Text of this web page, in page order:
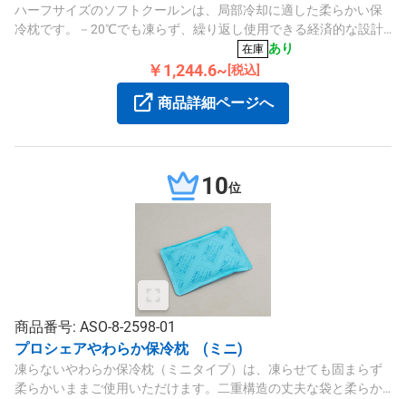
ハーフサイズのソフトクールンは、局部冷却に適した柔らかい保
冷枕です。－20℃でも凍らず、繰り返し使用できる経済的な設計
在庫 あり
￥1,244.6~ [税込]
商品詳細ページへ
10位
商品番号: ASO-8-2598-01
プロシェアやわらか保冷枕 (ミニ)
凍らないやわらか保冷枕（ミニタイプ）は、凍らせても固まらず
柔らかいままご使用いただけます。二重構造の丈夫な袋と柔らか